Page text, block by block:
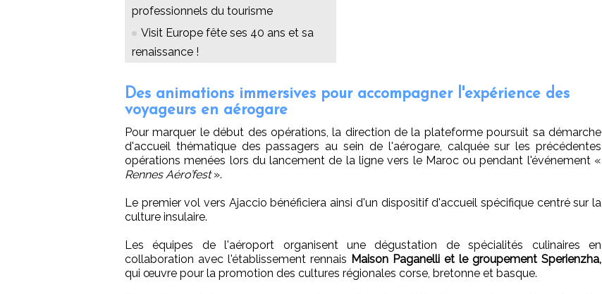
professionnels du tourisme
Visit Europe fête ses 40 ans et sa
renaissance !
Des animations immersives pour accompagner l'expérience des
voyageurs en aérogare
Pour marquer le début des opérations, la direction de la plateforme poursuit sa démarche
d'accueil thématique des passagers au sein de l'aérogare, calquée sur les précédentes
opérations menées lors du lancement de la ligne vers le Maroc ou pendant l'événement «
Rennes Aéro’fest».
Le premier vol vers Ajaccio bénéficiera ainsi d'un dispositif d'accueil spécifique centré sur la
culture insulaire.
Les équipes de l'aéroport organisent une dégustation de spécialités culinaires en
collaboration avec l'établissement rennais Maison Paganelli et le groupement Sperienzha,
qui œuvre pour la promotion des cultures régionales corse, bretonne et basque.